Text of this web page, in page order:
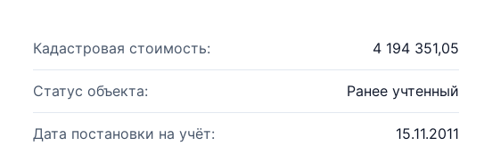
Кадастровая стоимость: 4 194 351,05
Статус объекта: Ранее учтенный
Дата постановки на учёт: 15.11.2011